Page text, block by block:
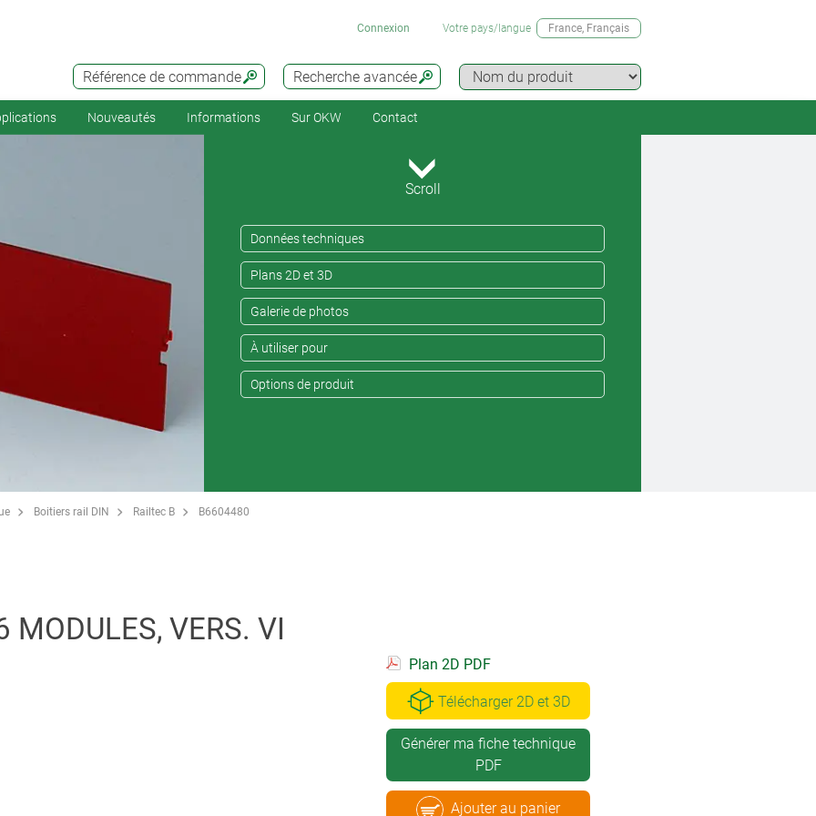
Recherche avancée
Référence de commande
Connexion Votre pays/langue France, Français
Nouveautés Informations Sur OKW Contact
Scroll
Données techniques
Plans 2D et 3D
Galerie de photos
À utiliser pour
Options de produit
Boitiers rail DIN Railtec B B6604480
MODULES, VERS. VI
Plan 2D PDF
Télécharger 2D et 3D
Générer ma fiche technique
PDF
Ajouter au panier